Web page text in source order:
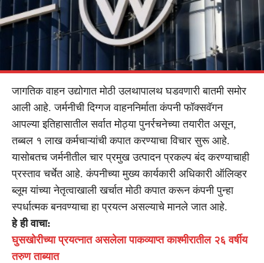
जागतिक वाहन उद्योगात मोठी उलथापालथ घडवणारी बातमी समोर
आली आहे. जर्मनीची दिग्गज वाहननिर्माता कंपनी फॉक्सवॅगन
आपल्या इतिहासातील सर्वात मोठ्या पुनर्रचनेच्या तयारीत असून,
तब्बल १ लाख कर्मचाऱ्यांची कपात करण्याचा विचार सुरू आहे.
यासोबतच जर्मनीतील चार प्रमुख उत्पादन प्रकल्प बंद करण्याचाही
प्रस्ताव चर्चेत आहे. कंपनीच्या मुख्य कार्यकारी अधिकारी ऑलिव्हर
ब्लूम यांच्या नेतृत्वाखाली खर्चात मोठी कपात करून कंपनी पुन्हा
स्पर्धात्मक बनवण्याचा हा प्रयत्न असल्याचे मानले जात आहे.
हे ही वाचा:
घुसखोरीच्या प्रयत्नात असलेला पाकव्याप्त काश्मीरातील २६ वर्षीय
तरुण ताब्यात